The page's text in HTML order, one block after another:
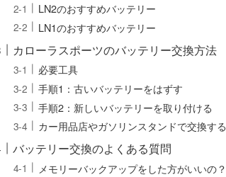
LN2のおすすめバッテリー
LN1のおすすめバッテリー
カローラスポーツのバッテリー交換方法
必要工具
手順1：古いバッテリーをはずす
手順2：新しいバッテリーを取り付ける
カー用品店やガソリンスタンドで交換す
バッテリー交換のよくある質問
メモリーバックアップをした方がいいの？